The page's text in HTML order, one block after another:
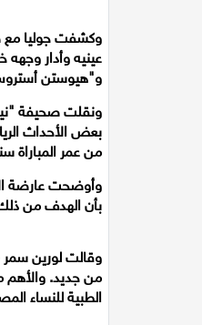
وكشفت جوليا مع
عينيه وأدار
و"هيوستن
ونقلت صحيفة
بعض الأحداث
من عمر المباراة
وأوضحت عارضة
بأن الهدف من
الطبية للنساء